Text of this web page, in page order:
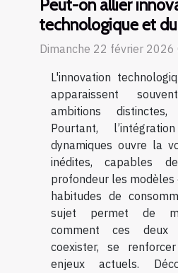
Peut-on allier
technologique et
Dimanche 22 février 2026
L'innovation
apparaissent
ambitions
Pourtant,
dynamiques ouvre la
inédites, capables
profondeur les modèles
habitudes de
sujet permet de
comment ces deux
coexister, se
enjeux actuels.